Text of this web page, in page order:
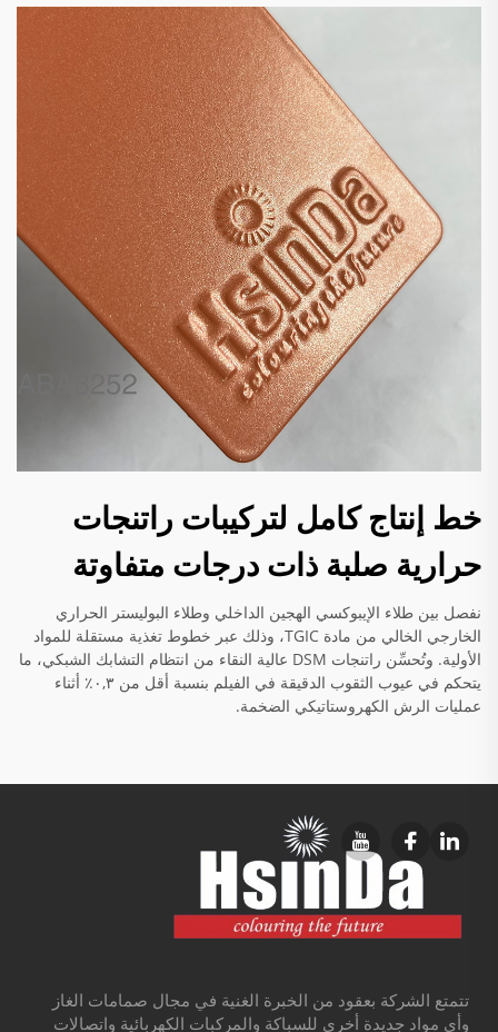
خط إنتاج كامل لتركيبات راتنجات
حرارية صلبة ذات درجات متفاوتة
نفصل بين طلاء الإيبوكسي الهجين الداخلي وطلاء البوليستر الحراري
الخارجي الخالي من مادة TGIC، وذلك عبر خطوط تغذية مستقلة للمواد
الأولية. وتُحسِّن راتنجات DSM عالية النقاء من انتظام التشابك الشبكي، ما
يتحكم في عيوب الثقوب الدقيقة في الفيلم بنسبة أقل من ٠,٣٪ أثناء
عمليات الرش الكهروستاتيكي الضخمة.
تتمتع الشركة بعقود من الخبرة الغنية في مجال صمامات الغاز
وأي مواد جديدة أخرى للسباكة والمركبات الكهربائية واتصالات